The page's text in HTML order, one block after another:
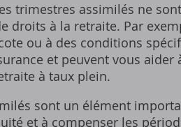
trimestres assimilés ne
droits à la retraite. Par
ou à des conditions
et peuvent vous
à taux plein.
sont un élément
et à compenser les